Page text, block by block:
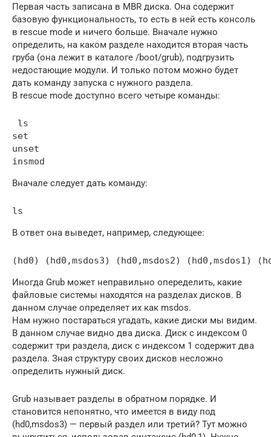
Первая часть записана в MBR диска. Она содержит
базовую функциональность, то есть в ней есть консоль
в rescue mode и ничего больше. Вначале нужно
определить, на каком разделе находится вторая часть
груба (она лежит в каталоге /boot/grub), подгрузить
недостающие модули. И только потом можно будет
дать команду запуска с нужного раздела.
В rescue mode доступно всего четыре команды:
ls
set
unset
insmod
Вначале следует дать команду:
ls
В ответ она выведет, например, следующее:
(hd0) (hd0,msdos3) (hd0,msdos2) (hd0,msdos1)
Иногда Grub может неправильно опеределить, какие
файловые системы находятся на разделах дисков. В
данном случае определяет их как msdos.
Нам нужно постараться угадать, какие диски мы видим.
В данном случае видно два диска. Диск с индексом 0
содержит три раздела, диск с индексом 1 содержит два
раздела. Зная структуру своих дисков несложно
определить нужный диск.
Grub называет разделы в обратном порядке. И
становится непонятно, что имеется в виду под
(hd0,msdos3) — первый раздел или третий? Тут можно